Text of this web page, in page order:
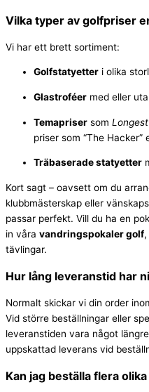
Vilka typer av golfpriser
Vi har ett brett sortiment:
Golfstatyetter i olika
Glastroféer med eller
Temapriser som
priser som “The Hacker”
Träbaserade statyetter
Kort sagt – oavsett om du
klubbmästerskap eller
passar perfekt. Vill du ha en
in våra vandringspokaler golf
tävlingar.
Hur lång leveranstid har
Normalt skickar vi din order
Vid större beställningar eller
leveranstiden vara något
uppskattad leverans vid
Kan jag beställa flera